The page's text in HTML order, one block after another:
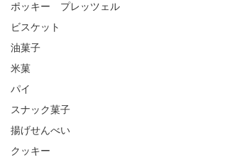
ポッキー プレッツェル
ビスケット
油菓子
米菓
パイ
スナック菓子
揚げせんべい
クッキー